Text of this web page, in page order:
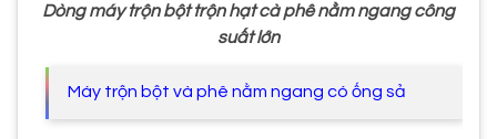
Dòng máy trộn bột trộn hạt cà phê nằm ngang công
suất lớn
Máy trộn bột và phê nằm ngang có ống sả